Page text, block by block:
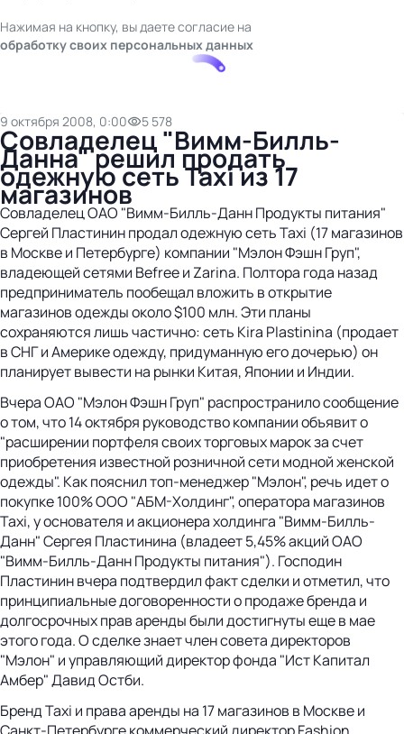
Нажимая на кнопку, вы даете согласие на
обработку своих персональных данных
9 октября 2008, 0:00 5 578
Совладелец "Вимм-Билль-
Данна" решил продать
одежную сеть Taxi из 17
магазинов
Совладелец ОАО "Вимм-Билль-Данн Продукты питания"
Сергей Пластинин продал одежную сеть Taxi (17 магазинов
в Москве и Петербурге) компании "Мэлон Фэшн Груп",
владеющей сетями Befree и Zarina. Полтора года назад
предприниматель пообещал вложить в открытие
магазинов одежды около $100 млн. Эти планы
сохраняются лишь частично: сеть Kira Plastinina (продает
в СНГ и Америке одежду, придуманную его дочерью) он
планирует вывести на рынки Китая, Японии и Индии.
Вчера ОАО "Мэлон Фэшн Груп" распространило сообщение
о том, что 14 октября руководство компании объявит о
"расширении портфеля своих торговых марок за счет
приобретения известной розничной сети модной женской
одежды". Как пояснил топ-менеджер "Мэлон", речь идет о
покупке 100% ООО "АБМ-Холдинг", оператора магазинов
Taxi, у основателя и акционера холдинга "Вимм-Билль-
Данн" Сергея Пластинина (владеет 5,45% акций ОАО
"Вимм-Билль-Данн Продукты питания"). Господин
Пластинин вчера подтвердил факт сделки и отметил, что
принципиальные договоренности о продаже бренда и
долгосрочных прав аренды были достигнуты еще в мае
этого года. О сделке знает член совета директоров
"Мэлон" и управляющий директор фонда "Ист Капитал
Амбер" Давид Остби.
Бренд Taxi и права аренды на 17 магазинов в Москве и
Санкт-Петербурге коммерческий директор Fashion